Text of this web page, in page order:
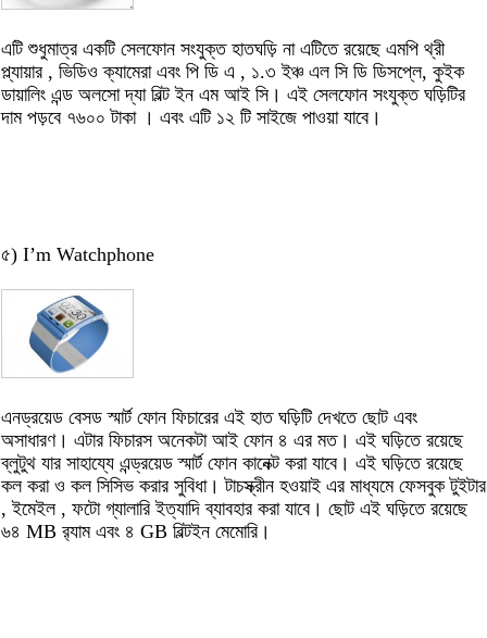
এটি শুধুমাত্র একটি সেলফোন সংযুক্ত হাতঘড়ি না এটিতে রয়েছে এমপি থ্রী
প্ল্যায়ার , ভিডিও ক্যামেরা এবং পি ডি এ , ১.৩ ইঞ্চ এল সি ডি ডিসপ্লে, কুইক
ডায়ালিং এন্ড অলসো দ্যা বিল্ট ইন এম আই সি। এই সেলফোন সংযুক্ত ঘড়িটির
দাম পড়বে ৭৬০০ টাকা । এবং এটি ১২ টি সাইজে পাওয়া যাবে।
৫) I’m Watchphone
এনড্রয়েড বেসড স্মার্ট ফোন ফিচারের এই হাত ঘড়িটি দেখতে ছোট এবং
অসাধারণ। এটার ফিচারস অনেকটা আই ফোন ৪ এর মত। এই ঘড়িতে রয়েছে
ব্লুটুথ যার সাহায্যে এন্ড্রয়েড স্মার্ট ফোন কানেক্ট করা যাবে। এই ঘড়িতে রয়েছে
কল করা ও কল সিসিভ করার সুবিধা। টাচস্ক্রীন হওয়াই এর মাধ্যমে ফেসবুক টুইটার
, ইমেইল , ফটো গ্যালারি ইত্যাদি ব্যাবহার করা যাবে। ছোট এই ঘড়িতে রয়েছে
৬৪ MB র‍্যাম এবং ৪ GB বিল্টইন মেমোরি।